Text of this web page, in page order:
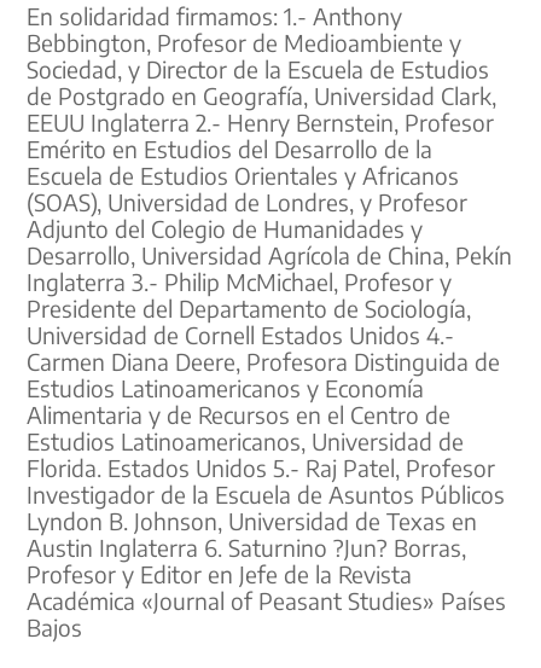
En solidaridad firmamos: 1.- Anthony
Bebbington, Profesor de Medioambiente y
Sociedad, y Director de la Escuela de Estudios
de Postgrado en Geografía, Universidad Clark,
EEUU Inglaterra 2.- Henry Bernstein, Profesor
Emérito en Estudios del Desarrollo de la
Escuela de Estudios Orientales y Africanos
(SOAS), Universidad de Londres, y Profesor
Adjunto del Colegio de Humanidades y
Desarrollo, Universidad Agrícola de China, Pekín
Inglaterra 3.- Philip McMichael, Profesor y
Presidente del Departamento de Sociología,
Universidad de Cornell Estados Unidos 4.-
Carmen Diana Deere, Profesora Distinguida de
Estudios Latinoamericanos y Economía
Alimentaria y de Recursos en el Centro de
Estudios Latinoamericanos, Universidad de
Florida. Estados Unidos 5.- Raj Patel, Profesor
Investigador de la Escuela de Asuntos Públicos
Lyndon B. Johnson, Universidad de Texas en
Austin Inglaterra 6. Saturnino ?Jun? Borras,
Profesor y Editor en Jefe de la Revista
Académica «Journal of Peasant Studies» Países
Bajos